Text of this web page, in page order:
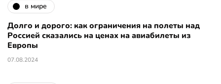
в мире
Долго и дорого: как ограничения на полеты над
Россией сказались на ценах на авиабилеты из
Европы
07.08.2024